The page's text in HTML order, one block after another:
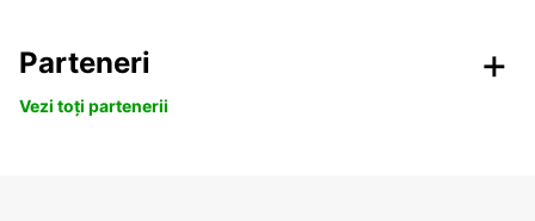
Parteneri
Vezi toți partenerii